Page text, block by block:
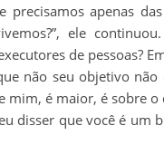
precisamos apenas
ele
de pessoas?
não seu objetivo
mim, é maior, é sobre o
disser que você é um